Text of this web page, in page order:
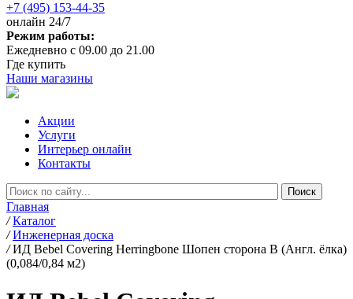
+7 (495) 153-44-35
онлайн 24/7
Режим работы:
Ежедневно с 09.00 до 21.00
Где купить
Наши магазины
Акции
Услуги
Интерьер онлайн
Контакты
Главная
/ Каталог
/ Инженерная доска
/ ИД Bebel Covering Herringbone Шопен сторона В (Англ. ёлка)
(0,084/0,84 м2)